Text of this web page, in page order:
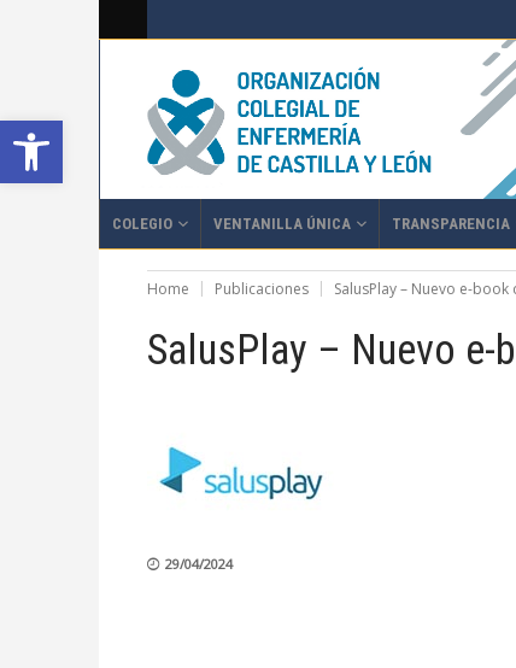
Abrir barra de herramientas
COLEGIO VENTANILLA ÚNICA TRANSPARENCIA
Home Publicaciones SalusPlay – Nuevo e-
SalusPlay – Nuevo
29/04/2024